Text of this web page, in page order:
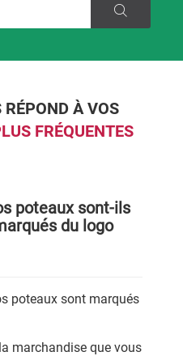
RÉPOND À VOS
FRÉQUENTES
poteaux sont-ils
du logo
poteaux sont marqués
marchandise que vous